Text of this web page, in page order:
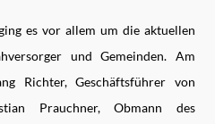
es vor allem um die aktuellen
und Gemeinden. Am
Richter, Geschäftsführer von
Prauchner, Obmann des